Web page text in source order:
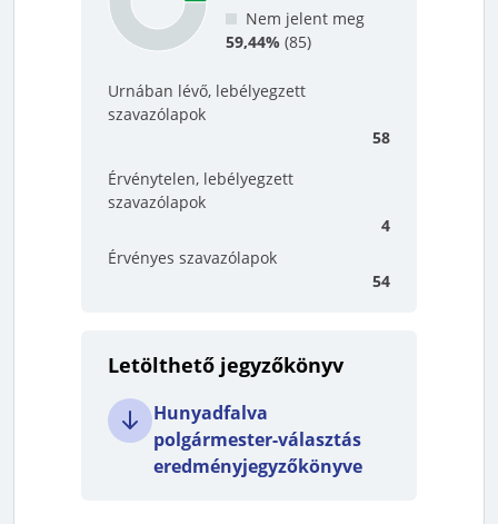
Nem jelent meg
59,44% (85)
Urnában lévő, lebélyegzett
szavazólapok
58
Érvénytelen, lebélyegzett
szavazólapok
4
Érvényes szavazólapok
54
Letölthető jegyzőkönyv
Hunyadfalva
polgármester-választás
eredményjegyzőkönyve